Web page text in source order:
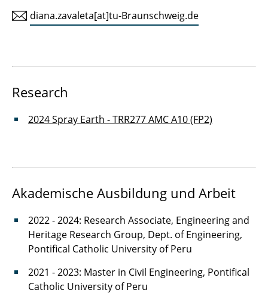
Leon Döring
Joschua Gosslar
Joe Fischer
Felix Hauser
Sven Jonischkies
Noor Khader
Christopher Lux
Muslima Rafikova
diana.zavaleta[at]tu-Braunschweig.de
Research
2024 Spray Earth - TRR277 AMC A10 (FP2)
Akademische Ausbildung und Arbeit
2022 - 2024: Research Associate, Engineering and
Heritage Research Group, Dept. of Engineering,
Pontifical Catholic University of Peru
2021 - 2023: Master in Civil Engineering, Pontifical
Catholic University of Peru